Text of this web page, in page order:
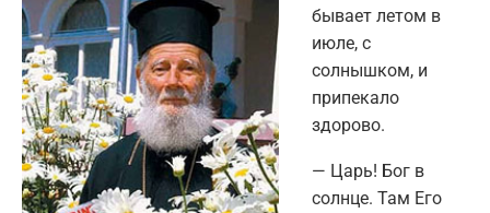
бывает летом в
июле, с
солнышком, и
припекало
здорово.
— Царь! Бог в
солнце. Там Его